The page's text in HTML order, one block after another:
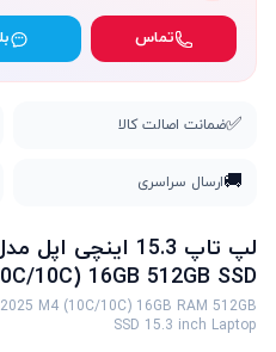
تماس
✅ضمانت اصالت کالا
🚚ارسال سراسری
10C) 16GB 512GB SSD
M4 (10C/10C) 16GB RAM 512GB
SSD 15.3 inch Laptop